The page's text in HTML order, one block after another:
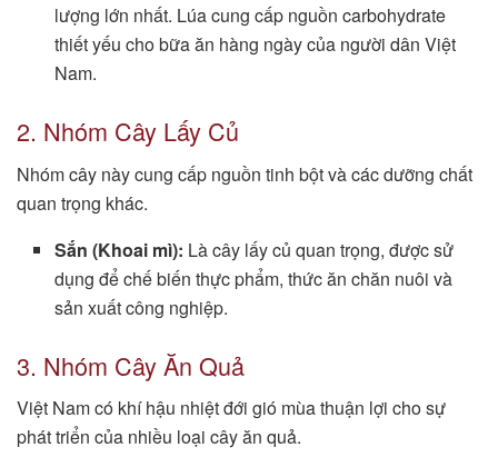
lượng lớn nhất. Lúa cung cấp nguồn carbohydrate
thiết yếu cho bữa ăn hàng ngày của người dân Việt
Nam.
2. Nhóm Cây Lấy Củ
Nhóm cây này cung cấp nguồn tinh bột và các dưỡng chất
quan trọng khác.
Sắn (Khoai mì): Là cây lấy củ quan trọng, được sử
dụng để chế biến thực phẩm, thức ăn chăn nuôi và
sản xuất công nghiệp.
3. Nhóm Cây Ăn Quả
Việt Nam có khí hậu nhiệt đới gió mùa thuận lợi cho sự
phát triển của nhiều loại cây ăn quả.